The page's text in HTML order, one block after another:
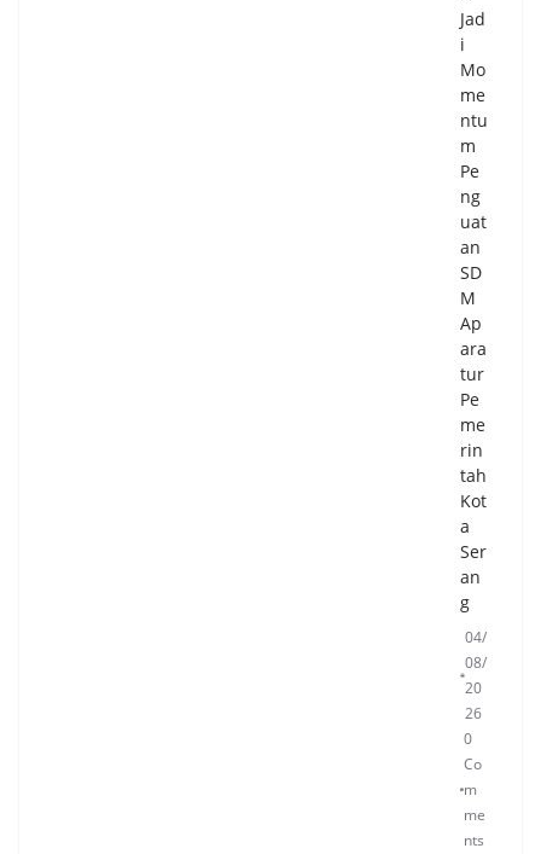
Jad
i
Mo
me
ntu
m
Pe
ng
uat
an
SD
M
Ap
ara
tur
Pe
me
rin
tah
Kot
a
Ser
an
g
04/
08/
20
26
0
Co
m
me
nts